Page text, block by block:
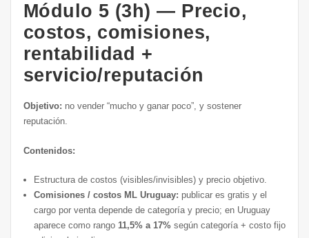
Módulo 5 (3h) — Precio,
costos, comisiones,
rentabilidad +
servicio/reputación
Objetivo: no vender “mucho y ganar poco”, y sostener
reputación.
Contenidos:
Estructura de costos (visibles/invisibles) y precio objetivo.
Comisiones / costos ML Uruguay: publicar es gratis y el
cargo por venta depende de categoría y precio; en Uruguay
aparece como rango 11,5% a 17%según categoría + costo fijo